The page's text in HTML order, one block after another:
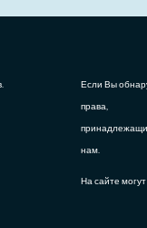
Если Вы
права,
нам.
На сайте